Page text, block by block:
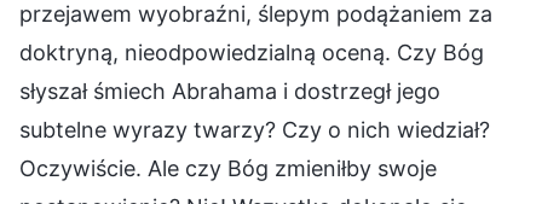
przejawem wyobraźni, ślepym podążaniem za
doktryną, nieodpowiedzialną oceną. Czy Bóg
słyszał śmiech Abrahama i dostrzegł jego
subtelne wyrazy twarzy? Czy o nich wiedział?
Oczywiście. Ale czy Bóg zmieniłby swoje